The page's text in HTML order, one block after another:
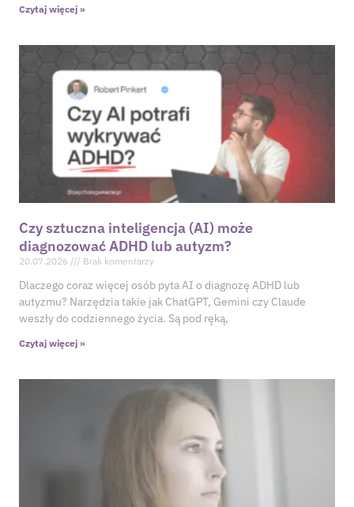
Czytaj więcej »
Czy sztuczna inteligencja (AI) może
diagnozować ADHD lub autyzm?
20.07.2026 Brak komentarzy
Dlaczego coraz więcej osób pyta AI o diagnozę ADHD lub
autyzmu? Narzędzia takie jak ChatGPT, Gemini czy Claude
weszły do codziennego życia. Są pod ręką,
Czytaj więcej »